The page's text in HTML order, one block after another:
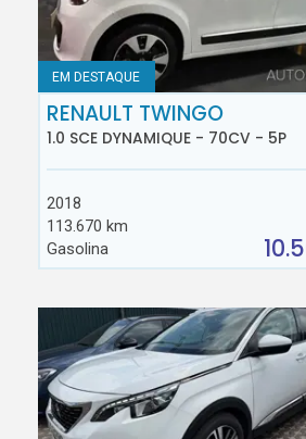
EM DESTAQUE
RENAULT TWINGO
1.0 SCE DYNAMIQUE - 70CV - 5P
2018
113.670 km
Gasolina